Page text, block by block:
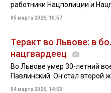
работники Нацполиции и
05 марта 2026, 10:57
Теракт во Львове: в
нацгвардеец
Во Львове умер 30-летний
Павлинский. Он стал второй
04 марта 2026, 14:53